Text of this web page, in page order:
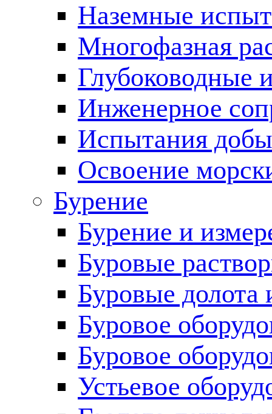
Наземные
Многофазная
Глубоководные
Инженерное
Испытания
Освоение
Бурение
Бурение и
Буровые
Буровые долота
Буровое
Буровое
Устьевое